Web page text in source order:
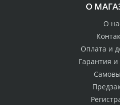
О
О
Оплата и
Гарантия и